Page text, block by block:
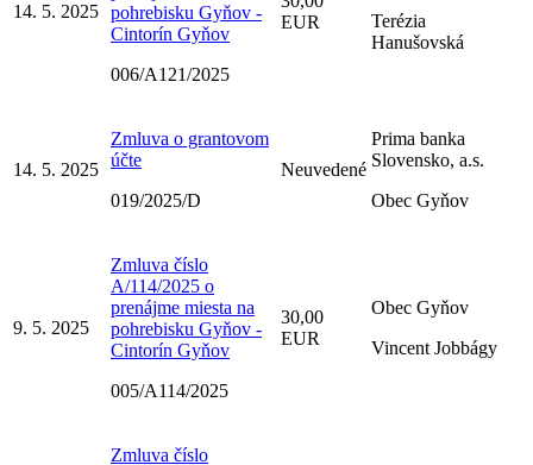
14. 5. 2025 pohrebisku Gyňov -
Cintorín Gyňov
006/A121/2025
EUR
Terézia
Hanušovská
14. 5. 2025
Zmluva o grantovom
účte
019/2025/D
Neuvedené
Prima banka
Slovensko, a.s.
Obec Gyňov
9. 5. 2025
Zmluva číslo
A/114/2025 o
prenájme miesta na
pohrebisku Gyňov -
Cintorín Gyňov
005/A114/2025
30,00
EUR
Obec Gyňov
Vincent Jobbágy
Zmluva číslo